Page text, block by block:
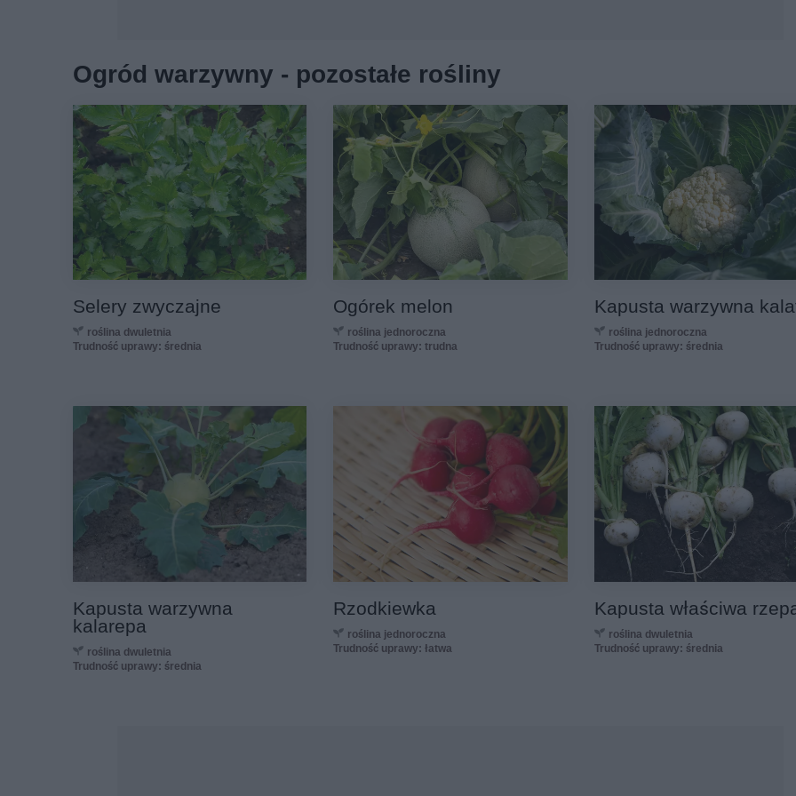
Ogród warzywny - pozostałe rośliny
Selery zwyczajne
roślina dwuletnia
Trudność uprawy: średnia
Ogórek melon
roślina jednoroczna
Trudność uprawy: trudna
Kapusta warzywna
roślina jednoroczna
Trudność uprawy: średnia
Kapusta warzywna
kalarepa
roślina dwuletnia
Trudność uprawy: średnia
Rzodkiewka
roślina jednoroczna
Trudność uprawy: łatwa
Kapusta właściwa
roślina dwuletnia
Trudność uprawy: średnia